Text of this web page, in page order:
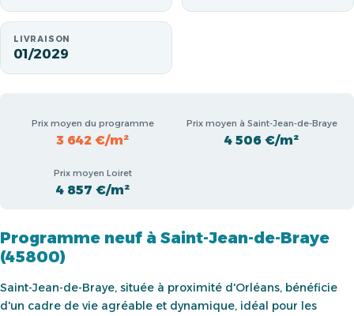
LIVRAISON
01/2029
Prix moyen du programme
3 642 €/m²
Prix moyen à Saint-Jean-de-Braye
4 506 €/m²
Prix moyen Loiret
4 857 €/m²
Programme neuf à Saint-Jean-de-Braye
(45800)
Saint-Jean-de-Braye, située à proximité d'Orléans, bénéficie
d'un cadre de vie agréable et dynamique, idéal pour les